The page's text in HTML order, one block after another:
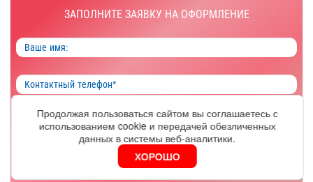
ЗАПОЛНИТЕ ЗАЯВКУ НА ОФОРМЛЕНИЕ
ОФОРМИТЬ
Я согласен на обработкуперсональных данных
Продолжая пользоваться сайтом вы соглашаетесь с
использованием cookie и передачей обезличенных
данных в системы веб-аналитики.
ХОРОШО